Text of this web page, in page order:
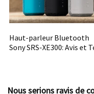
Haut-parleur Bluetooth
Sony SRS-XE300: Avis et
Nous serions ravis de